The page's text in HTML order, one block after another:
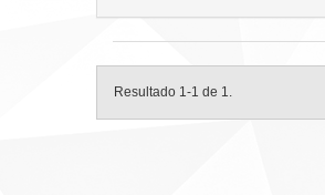
Resultado 1-1 de 1.